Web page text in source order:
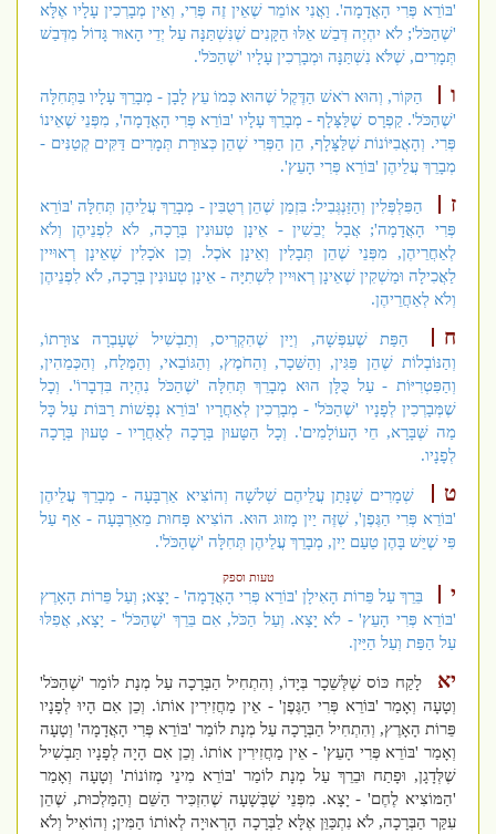
'בּוֹרֵא פְּרִי הָאֲדָמָה'. וַאֲנִי אוֹמֵר שֶׁאֵין זֶה פְּרִי, וְאֵין מְבָרְכִין עָלָיו אֶלָּא
'שֶׁהַכֹּל'; לֹא יִהְיֶה דְּבַשׁ אֵלּוּ הַקָּנִים שֶׁנִּשְׁתַּנָּה עַל יְדֵי הָאוּר גָּדוֹל מִדְּבַשׁ
תְּמָרִים, שֶׁלֹּא נִשְׁתַּנָּה וּמְבָרְכִין עָלָיו 'שֶׁהַכֹּל'.
הַקּוֹר, וְהוּא רֹאשׁ הַדֶּקֶל שֶׁהוּא כְּמוֹ עֵץ לָבָן - מְבָרֵךְ עָלָיו בַּתְּחִלָּה
'שֶׁהַכֹּל'. קַפְרָס שֶׁלַּצָּלָף - מְבָרֵךְ עָלָיו 'בּוֹרֵא פְּרִי הָאֲדָמָה', מִפְּנֵי שֶׁאֵינוֹ
פְּרִי. וְהָאֲבִיּוֹנוֹת שֶׁלַּצָּלָף, הֵן הַפְּרִי שֶׁהֵן כְּצוּרַת תְּמָרִים דַּקִּים קְטַנִּים -
מְבָרֵךְ עֲלֵיהֶן 'בּוֹרֵא פְּרִי הָעֵץ'.
הַפִּלְפְּלִין וְהַזַּנְגְּבִיל: בִּזְמַן שֶׁהֵן רְטֻבִּין - מְבָרֵךְ עֲלֵיהֶן תְּחִלָּה 'בּוֹרֵא
פְּרִי הָאֲדָמָה'; אֲבָל יְבֵשִׁין - אֵינָן טְעוּנִין בְּרָכָה, לֹא לִפְנֵיהֶן וְלֹא
לְאַחֲרֵיהֶן, מִפְּנֵי שֶׁהֵן תְּבָלִין וְאֵינָן אֹכֶל. וְכֵן א כָלִין שֶׁאֵינָן רְאוּיִין
לַאֲכִילָה וּמַשְׁקִין שֶׁאֵינָן רְאוּיִין לִשְׁתִיָּה - אֵינָן טְעוּנִין בְּרָכָה, לֹא לִפְנֵיהֶן
וְלֹא לְאַחֲרֵיהֶן.
הַפַּת שֶׁעִפְּשָׁה, וְיַיִן שֶׁהִקְרִיס, וְתַבְשִׁיל שֶׁעָבְרָה צוּרָתוֹ,
וְהַנּוֹבְלוֹת שֶׁהֵן פַּגִּין, וְהַשֵּׁכָר, וְהַחֹמֶץ, וְהַגּוֹבַאי, וְהַמֶּלַח, וְהַכְּמֵהִין,
וְהַפִּטְרִיּוֹת - עַל כֻּלָּן הוּא מְבָרֵךְ תְּחִלָּה 'שֶׁהַכֹּל נִהְיָה בִּדְבָרוֹ'. וְכָל
שֶׁמְּבָרְכִין לְפָנָיו 'שֶׁהַכֹּל' - מְבָרְכִין לְאַחֲרָיו 'בּוֹרֵא נְפָשׁוֹת רַבּוֹת עַל כָּל
מַה שֶּׁבָּרָא, חֵי הָעוֹלָמִים'. וְכָל הַטָּעוּן בְּרָכָה לְאַחֲרָיו - טָעוּן בְּרָכָה
לְפָנָיו.
שְׁמָרִים שֶׁנָּתַן עֲלֵיהֶם שְׁלשָׁה וְהוֹצִיא אַרְבָּעָה - מְבָרֵךְ עֲלֵיהֶן
'בּוֹרֵא פְּרִי הַגֶּפֶן', שֶׁזֶּה יַיִן מָזוּג הוּא. הוֹצִיא פָּחוּת מֵאַרְבָּעָה - אַף עַל
פִּי שֶׁיֵּשׁ בָּהֶן טַעַם יַיִן, מְבָרֵךְ עֲלֵיהֶן תְּחִלָּה 'שֶׁהַכֹּל'.
טעות וספק
בֵּרֵךְ עַל פֵּרוֹת הָאִילָן 'בּוֹרֵא פְּרִי הָאֲדָמָה' - יָצָא; וְעַל פֵּרוֹת הָאָרֶץ
'בּוֹרֵא פְּרִי הָעֵץ' - לֹא יָצָא. וְעַל הַכֹּל, אִם בֵּרֵךְ 'שֶׁהַכֹּל' - יָצָא, אֲפִלּוּ
עַל הַפַּת וְעַל הַיַּיִן.
יא לָקַח כּוֹס שֶׁלְּשֵׁכָר בְּיָדוֹ, וְהִתְחִיל הַבְּרָכָה עַל מְנָת לוֹמַר 'שֶׁהַכֹּל'
וְטָעָה וְאָמַר 'בּוֹרֵא פְּרִי הַגֶּפֶן' - אֵין מַחֲזִירִין אוֹתוֹ. וְכֵן אִם הָיוּ לְפָנָיו
פֵּרוֹת הָאָרֶץ, וְהִתְחִיל הַבְּרָכָה עַל מְנָת לוֹמַר 'בּוֹרֵא פְּרִי הָאֲדָמָה' וְטָעָה
וְאָמַר 'בּוֹרֵא פְּרִי הָעֵץ' - אֵין מַחֲזִירִין אוֹתוֹ. וְכֵן אִם הָיָה לְפָנָיו תַּבְשִׁיל
שֶׁלְּדָגָן, וּפָתַח וּבֵרֵךְ עַל מְנָת לוֹמַר 'בּוֹרֵא מִינֵי מְזוֹנוֹת' וְטָעָה וְאָמַר
'הַמּוֹצִיא לֶחֶם' - יָצָא. מִפְּנֵי שֶׁבְּשָׁעָה שֶׁהִזְכִּיר הַשֵּׁם וְהַמַּלְכוּת, שֶׁהֵן
עִקַּר הַבְּרָכָה, לֹא נִתְכַּוֵּן אֶלָּא לַבְּרָכָה הָרְאוּיָה לְאוֹתוֹ הַמִּין; וְהוֹאִיל וְלֹא